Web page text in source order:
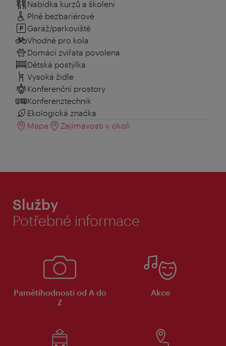
Nabídka kurzů a školení
Plně bezbariérové
Garáž/parkoviště
Vhodné pro kola
Domácí zvířata povolena
Dětská postýlka
Vysoká židle
Konferenční prostory
Konferenztechnik
Ekologická značka
Mapa
Zajímavosti v okolí
Služby
Potřebné informace
Pamětihodnosti od A do
Z
Akce